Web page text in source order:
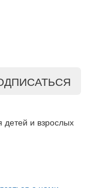
детей и взрослых